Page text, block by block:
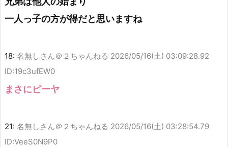
一人っ子の方が得だと思いますね
18: 名無しさん＠２ちゃんねる 2026/05/16(土) 03:09:28.92
ID:19c3ufEW0
まさにピーヤ
21: 名無しさん＠２ちゃんねる 2026/05/16(土) 03:28:54.79
ID:VeeS0N9P0